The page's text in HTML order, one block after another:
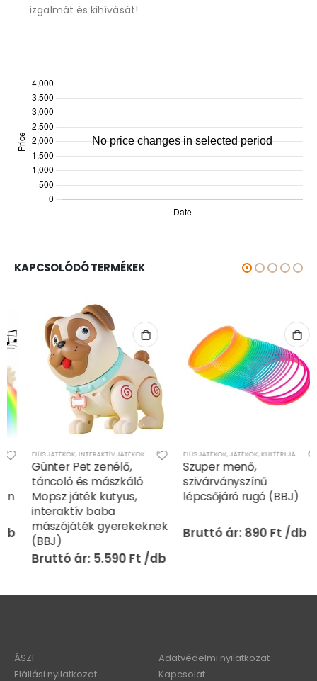
izgalmát és kihívását!
KAPCSOLÓDÓ TERMÉKEK
,LÁNYOS JÁTÉKOK
FIÚS JÁTÉKOK,INTERAKTÍV JÁTÉKOK,JÁTÉKOK,LÁNYOS JÁTÉKOK
Günter Pet zenélő,
táncoló és mászkáló
Mopsz játék kutyus,
interaktív baba
mászójáték gyerekeknek
(BBJ)
5.590Ft
FIÚS JÁTÉKOK,JÁTÉKOK,KÜLTÉRI JÁTÉKOK ,
Szuper menő,
szivárványszínű
lépcsőjáró rugó (BBJ)
890Ft
ÁSZF
Adatvédelmi nyilatkozat
Elállási nyilatkozat
Kapcsolat